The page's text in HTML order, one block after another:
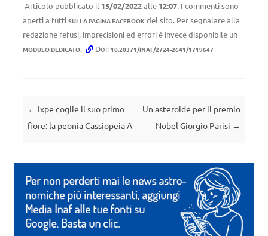
Articolo pubblicato il 15/02/2022alle 12:07. I commenti sono
aperti a tutti SULLA PAGINA FACEBOOK del sito. Per segnalare alla
redazione refusi, imprecisioni ed errori è invece disponibile un
MODULO DEDICATO. Doi: 10.20371/INAF/2724-2641/1719647
Navigazione articolo
← Ixpe coglie il suo primo
fiore: la peonia Cassiopeia A
Un asteroide per il premio
Nobel Giorgio Parisi →